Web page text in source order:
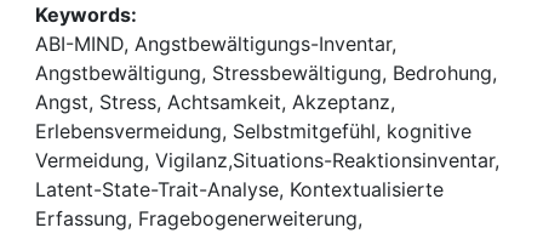
achtsamkeitsorientierter Konstrukte auf
Wohlbefinden, Stress und Angstbewältigung
erforscht und auch in der psychologischen und
psychotherapeutischen Praxis steigt das Interesse
an Trainings und Verfahren, die diese Konstrukte
für gesunde Menschen und Menschen mit
psychischen Störungen nutzbar machen. Um
Zusammenhänge dieser Konstrukte mit
Keywords:
ABI-MIND, Angstbewältigungs-Inventar,
Angstbewältigung, Stressbewältigung, Bedrohung,
Angst, Stress, Achtsamkeit, Akzeptanz,
Erlebensvermeidung, Selbstmitgefühl, kognitive
Vermeidung, Vigilanz,Situations-Reaktionsinventar,
Latent-State-Trait-Analyse, Kontextualisierte
Erfassung, Fragebogenerweiterung,